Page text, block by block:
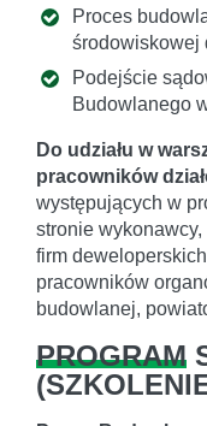
Proces
środowiskowej
Podejście
Budowlanego
Do udziału w
pracowników
występujących w
stronie
firm
pracowników
budowlanej,
PROGRAM
(